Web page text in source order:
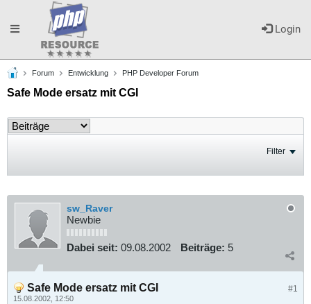
Login
Toggle
navigation
Forum Entwicklung PHP Developer Forum
Safe Mode ersatz mit CGI
Filter
sw_Raver
Newbie
Dabei seit: 09.08.2002 Beiträge: 5
#1
Safe Mode ersatz mit CGI
15.08.2002, 12:50